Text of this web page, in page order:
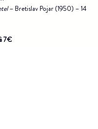
– Bretislav Pojar (1950) – 14
7€